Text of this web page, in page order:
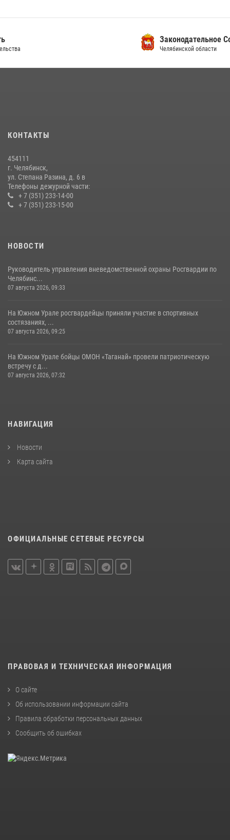
14 июля 2026, 05:15
КОНТАКТЫ
454111
г. Челябинск,
ул. Степана Разина, д. 6 в
Телефоны дежурной части:
+ 7 (351) 233-14-00
+ 7 (351) 233-15-00
НОВОСТИ
Руководитель управления вневедомственной охраны Росгвардии по
Челябинс...
07 августа 2026, 09:33
На Южном Урале росгвардейцы приняли участие в спортивных
состязаниях, ...
07 августа 2026, 09:25
На Южном Урале бойцы ОМОН «Таганай» провели патриотическую
встречу с д...
07 августа 2026, 07:32
НАВИГАЦИЯ
Новости
Карта сайта
ОФИЦИАЛЬНЫЕ СЕТЕВЫЕ РЕСУРСЫ
ПРАВОВАЯ И ТЕХНИЧЕСКАЯ ИНФОРМАЦИЯ
О сайте
Об использовании информации сайта
Правила обработки персональных данных
Сообщить об ошибках